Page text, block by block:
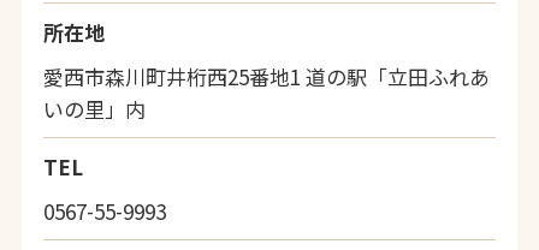
所在地
愛西市森川町井桁西25番地1 道の駅「立田ふれあ
いの里」内
TEL
0567-55-9993